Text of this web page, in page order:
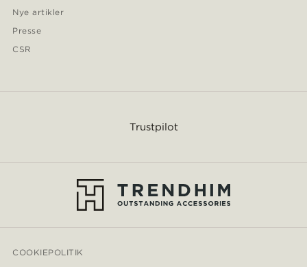
Nye artikler
Presse
CSR
Trustpilot
COOKIEPOLITIK